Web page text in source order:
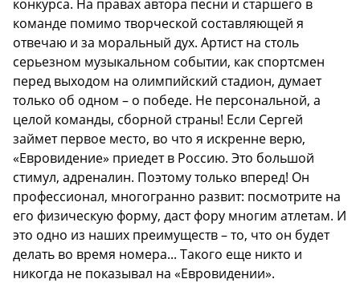
конкурса. На правах автора песни и старшего в
команде помимо творческой составляющей я
отвечаю и за моральный дух. Артист на столь
серьезном музыкальном событии, как спортсмен
перед выходом на олимпийский стадион, думает
только об одном – о победе. Не персональной, а
целой команды, сборной страны! Если Сергей
займет первое место, во что я искренне верю,
«Евровидение» приедет в Россию. Это большой
стимул, адреналин. Поэтому только вперед! Он
профессионал, многогранно развит: посмотрите на
его физическую форму, даст фору многим атлетам. И
это одно из наших преимуществ – то, что он будет
делать во время номера... Такого еще никто и
никогда не показывал на «Евровидении».